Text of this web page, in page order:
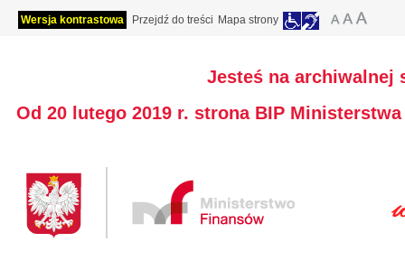
Wersja kontrastowa Przejdź do treści Mapa strony
Jesteś na archiwalnej
Od 20 lutego 2019 r. strona BIP